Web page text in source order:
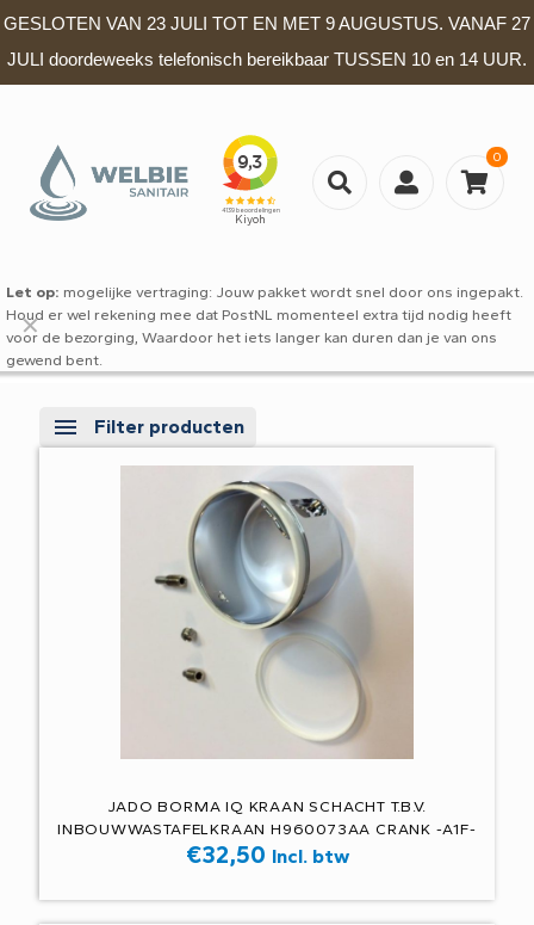
GESLOTEN VAN 23 JULI TOT EN MET 9 AUGUSTUS. VANAF 27
JULI doordeweeks telefonisch bereikbaar TUSSEN 10 en 14 UUR.
0
Let op: mogelijke vertraging: Jouw pakket wordt snel door ons ingepakt.
Houd er wel rekening mee dat PostNL momenteel extra tijd nodig heeft
voor de bezorging, Waardoor het iets langer kan duren dan je van ons
gewend bent.
✕
Filter producten
JADO BORMA IQ KRAAN SCHACHT T.B.V.
INBOUWWASTAFELKRAAN H960073AA CRANK -A1F-
€32,50 Incl. btw